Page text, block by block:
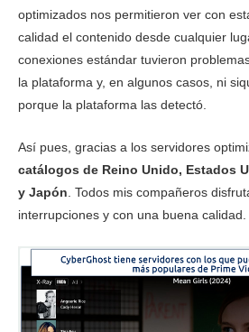
optimizados nos permitieron ver con
calidad el contenido desde cualquier
conexiones estándar tuvieron
la plataforma y, en algunos casos, ni
porque la plataforma las detectó.
Así pues, gracias a los servidores
catálogos de Reino Unido, Estados
y Japón . Todos mis compañeros
interrupciones y con una buena calidad.